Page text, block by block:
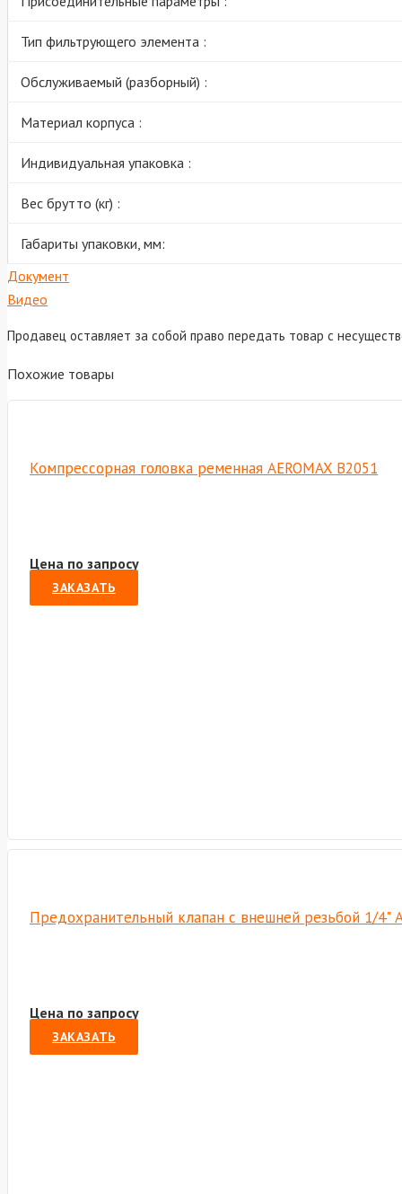
Тип фильтрующего элемента :
Обслуживаемый (разборный) :
Материал корпуса :
Индивидуальная упаковка :
Вес брутто (кг) :
Габариты упаковки, мм:
Документ
Видео
Продавец оставляет за собой право передать товар с
Похожие товары
Компрессорная головка ременная AEROMAX B2051
Цена по запросу
ЗАКАЗАТЬ
Предохранительный клапан с внешней резьбой 1/4"
Цена по запросу
ЗАКАЗАТЬ